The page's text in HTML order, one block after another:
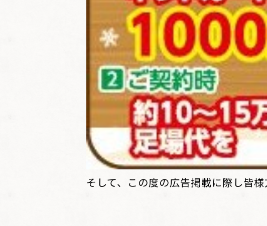
そして、この度の広告掲載に際し皆